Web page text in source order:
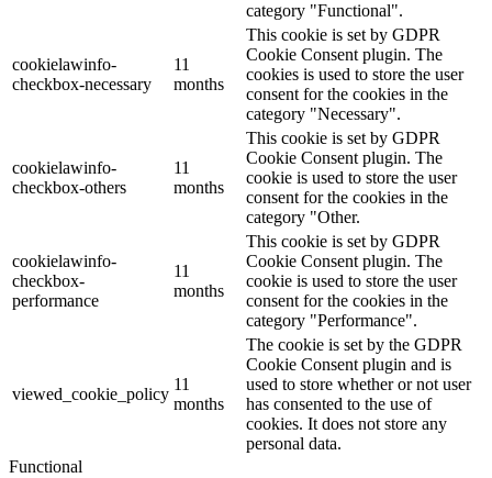
category "Functional".
cookielawinfo-
checkbox-necessary
11
months
This cookie is set by GDPR
Cookie Consent plugin. The
cookies is used to store the user
consent for the cookies in the
category "Necessary".
cookielawinfo-
checkbox-others
11
months
This cookie is set by GDPR
Cookie Consent plugin. The
cookie is used to store the user
consent for the cookies in the
category "Other.
cookielawinfo-
checkbox-
performance
11
months
This cookie is set by GDPR
Cookie Consent plugin. The
cookie is used to store the user
consent for the cookies in the
category "Performance".
viewed_cookie_policy
11
months
The cookie is set by the GDPR
Cookie Consent plugin and is
used to store whether or not user
has consented to the use of
cookies. It does not store any
personal data.
Functional